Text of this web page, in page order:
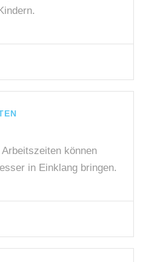
können
in Einklang bringen.